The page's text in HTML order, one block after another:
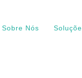
Sobre Nós